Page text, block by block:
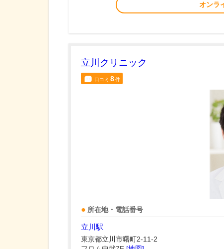
オンラ
立川クリニック
口コミ 8件
所在地・電話番号
立川駅
東京都立川市曙町2-11-2